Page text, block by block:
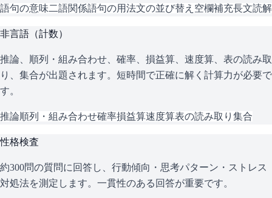
語句の意味二語関係語句の用法文の並び替え 空欄補充長文読解
非言語（計数）
推論、順列・組み合わせ、確率、損益算、速度算、表の読み取
り、集合が出題されます。短時間で正確に解く計算力が必要で
す。
推論順列・組み合わせ確率損益算速度算表の読み取り 集合
性格検査
約300問の質問に回答し、行動傾向・思考パターン・ストレス
対処法を測定します。一貫性のある回答が重要です。